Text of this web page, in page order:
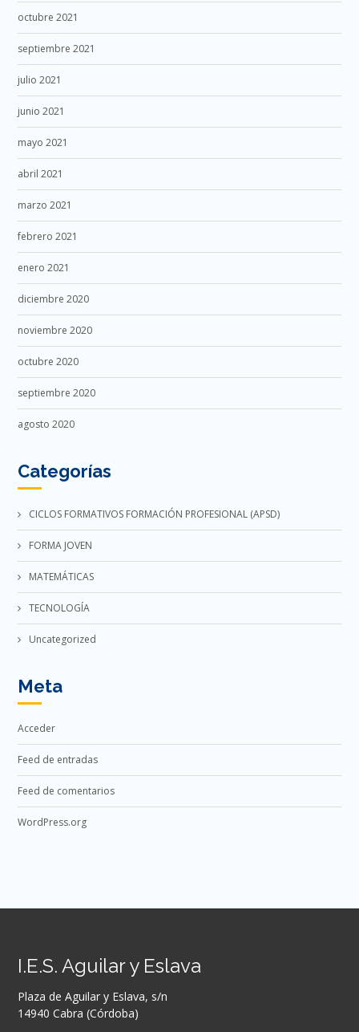
octubre 2021
septiembre 2021
julio 2021
junio 2021
mayo 2021
abril 2021
marzo 2021
febrero 2021
enero 2021
diciembre 2020
noviembre 2020
octubre 2020
septiembre 2020
agosto 2020
Categorías
CICLOS FORMATIVOS FORMACIÓN PROFESIONAL (APSD)
FORMA JOVEN
MATEMÁTICAS
TECNOLOGÍA
Uncategorized
Meta
Acceder
Feed de entradas
Feed de comentarios
WordPress.org
I.E.S. Aguilar y Eslava
Plaza de Aguilar y Eslava, s/n
14940 Cabra (Córdoba)